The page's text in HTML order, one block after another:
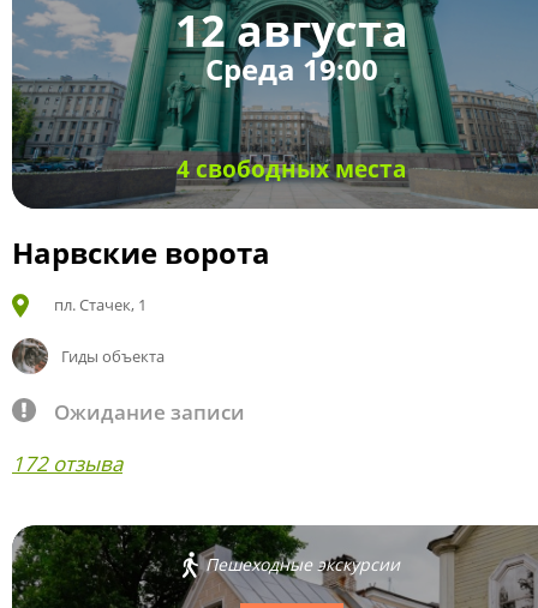
12 августа
Среда 19:00
4 свободных места
Нарвские ворота
пл. Стачек, 1
Гиды объекта
Ожидание записи
172 отзыва
Пешеходные экскурсии